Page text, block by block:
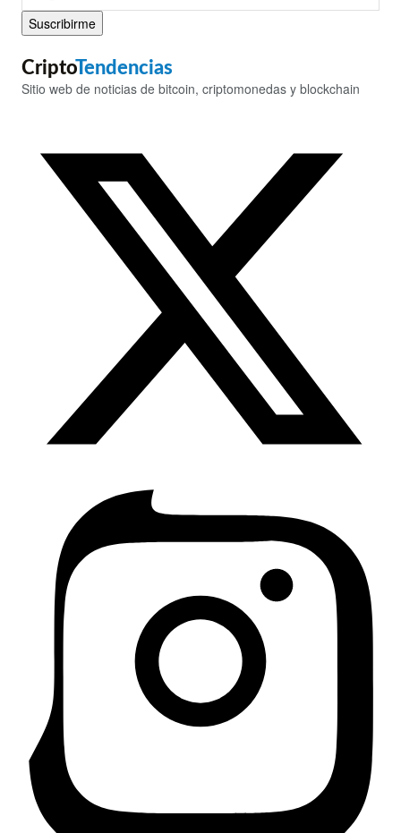
Suscribirme
CriptoTendencias
Sitio web de noticias de bitcoin, criptomonedas y blockchain